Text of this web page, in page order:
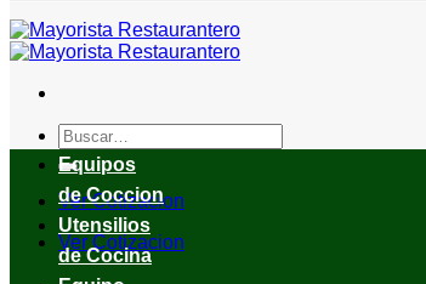
Buscar
por:
Ver Cotizacion
Ver Cotizacion
Equipos
de Coccion
Utensilios
de Cocina